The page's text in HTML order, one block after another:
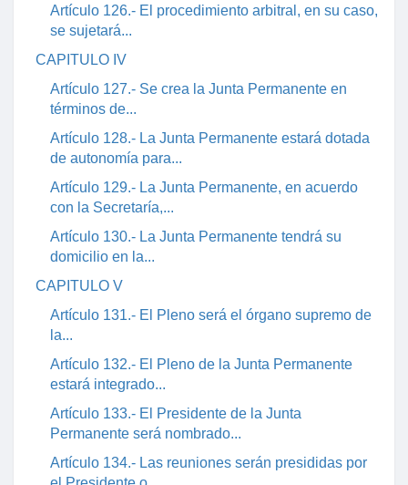
Artículo 126.- El procedimiento arbitral, en su caso,
se sujetará...
CAPITULO IV
Artículo 127.- Se crea la Junta Permanente en
términos de...
Artículo 128.- La Junta Permanente estará dotada
de autonomía para...
Artículo 129.- La Junta Permanente, en acuerdo
con la Secretaría,...
Artículo 130.- La Junta Permanente tendrá su
domicilio en la...
CAPITULO V
Artículo 131.- El Pleno será el órgano supremo de
la...
Artículo 132.- El Pleno de la Junta Permanente
estará integrado...
Artículo 133.- El Presidente de la Junta
Permanente será nombrado...
Artículo 134.- Las reuniones serán presididas por